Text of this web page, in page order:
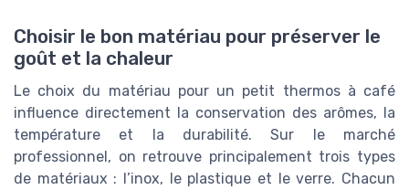
Choisir le bon matériau pour préserver le
goût et la chaleur
Le choix du matériau pour un petit thermos à café
influence directement la conservation des arômes, la
température et la durabilité. Sur le marché
professionnel, on retrouve principalement trois types
de matériaux : l’inox, le plastique et le verre. Chacun